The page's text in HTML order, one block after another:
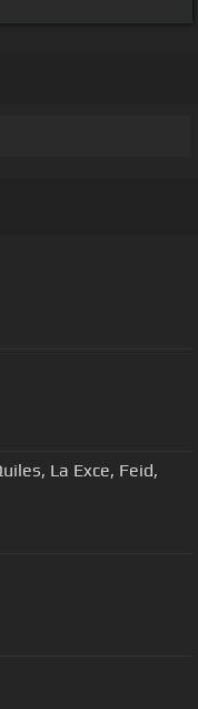
La Exce, Feid,